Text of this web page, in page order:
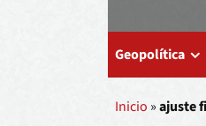
Geopolítica
Inicio »ajuste